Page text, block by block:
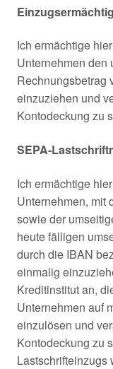
Ich ermächtige
Unternehmen den
Rechnungsbetrag
einzuziehen und
Kontodeckung zu
SEPA-
Ich ermächtige
Unternehmen, mit
sowie der
heute fälligen
durch die IBAN
einmalig
Kreditinstitut an,
Unternehmen auf
einzulösen und
Kontodeckung zu
Lastschrifteinzugs